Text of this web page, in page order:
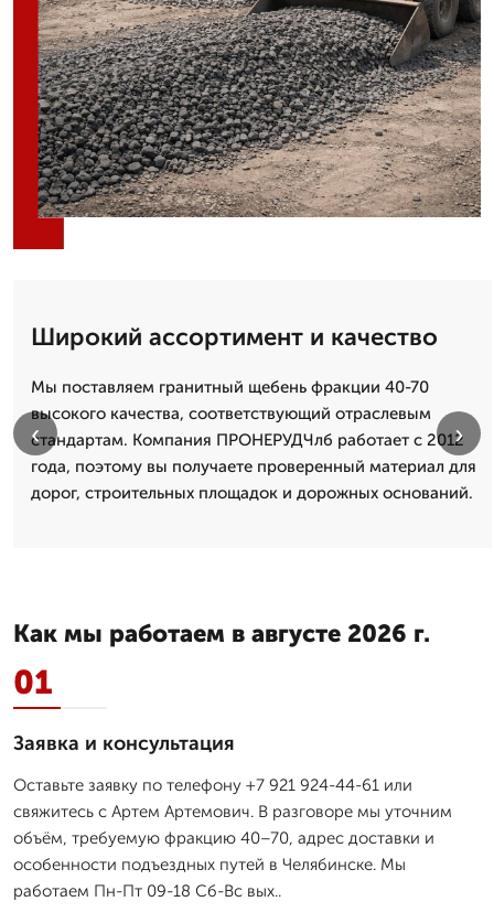
Широкий ассортимент и качество
Мы поставляем гранитный щебень фракции 40-70
высокого качества, соответствующий отраслевым
стандартам. Компания ПРОНЕРУДЧлб работает с 2012
года, поэтому вы получаете проверенный материал для
дорог, строительных площадок и дорожных оснований.
‹ ›
Как мы работаем в августе 2026 г.
01
Заявка и консультация
Оставьте заявку по телефону +7 921 924-44-61 или
свяжитесь с Артем Артемович. В разговоре мы уточним
объём, требуемую фракцию 40–70, адрес доставки и
особенности подъездных путей в Челябинске. Мы
работаем Пн-Пт 09-18 Сб-Вс вых..